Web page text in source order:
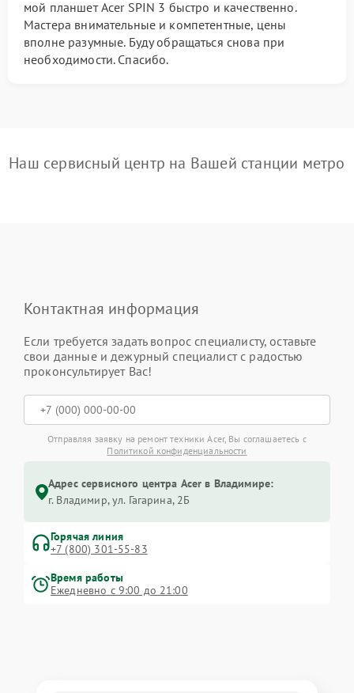
мой планшет Acer SPIN 3 быстро и качественно.
Мастера внимательные и компетентные, цены
вполне разумные. Буду обращаться снова при
необходимости. Спасибо.
Наш сервисный центр на Вашей станции метро
Контактная информация
Если требуется задать вопрос специалисту, оставьте
свои данные и дежурный специалист с радостью
проконсультирует Вас!
Отправляя заявку на ремонт техники Acer, Вы соглашаетесь с
Политикой конфиденциальности
Адрес сервисного центра Acer в Владимире:
г. Владимир, ул. Гагарина, 2Б
Горячая линия
+7 (800) 301-55-83
Время работы
Ежедневно с 9:00 до 21:00